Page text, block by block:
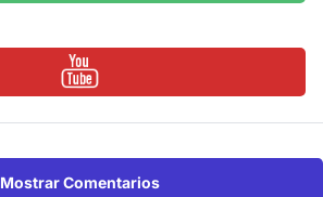
Mostrar Comentarios